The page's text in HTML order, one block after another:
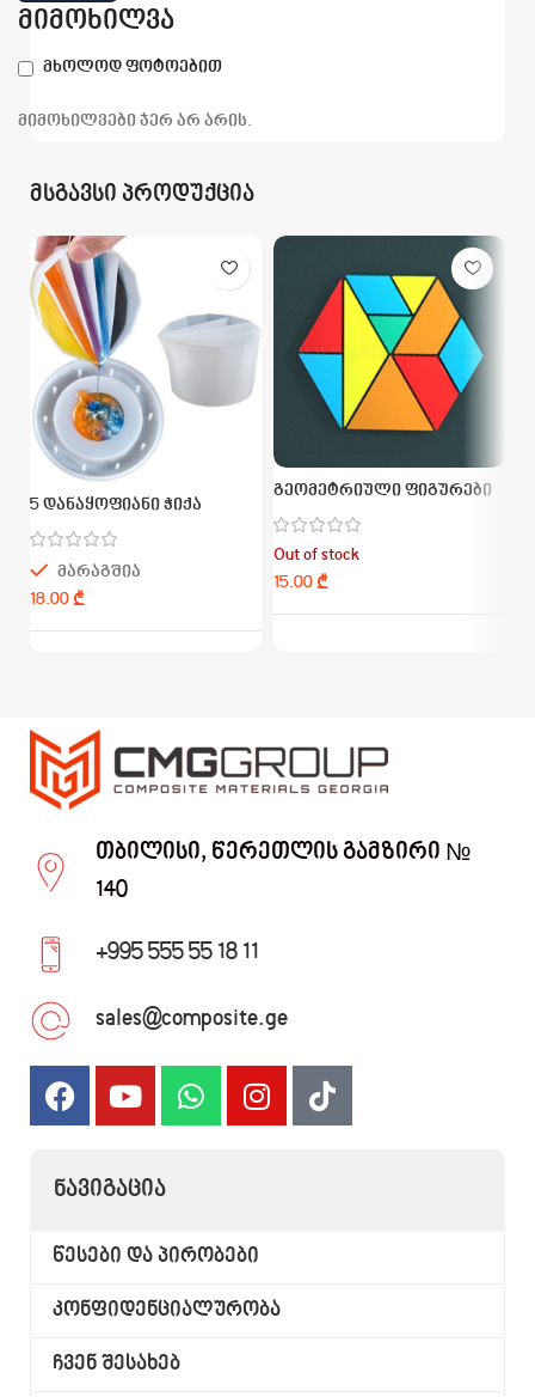
მიმოხილვა
მხოლოდ ფოტოებით
მიმოხილვები ჯერ არ არის.
მსგავსი პროდუქცია
5 დანაყოფიანი ჭიქა
მარაგშია
₾
გეომეტრიული ფიგურები
Out of stock
₾
თბილისი, წერეთლის გამზირი №
140
+995 555 55 18 11
sales@composite.ge
ᲜᲐᲕᲘᲒᲐᲪᲘᲐ
წესები და პირობები
კონფიდენციალურობა
ჩვენ შესახებ